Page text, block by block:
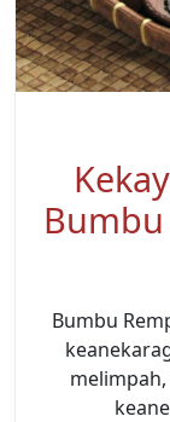
Bumbu